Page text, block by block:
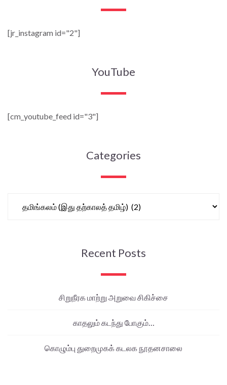
[jr_instagram id="2"]
YouTube
[cm_youtube_feed id="3"]
Categories
Recent Posts
சிறுநீரக மாற்று அறுவை சிகிச்சை
காதலும் கடந்து போகும்…
கொழும்பு துறைமுகக் கடலக நூதனசாலை